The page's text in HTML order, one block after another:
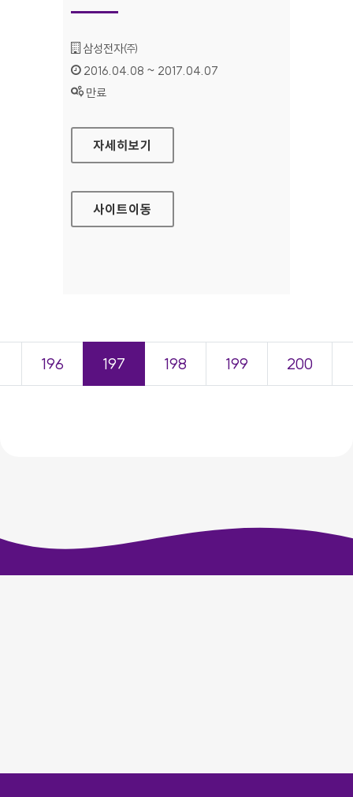
기관명 :
삼성전자㈜
인증기간 :
2016.04.08 ~ 2017.04.07
상태 :
만료
삼성전자 비즈니스 가이드라인 대표 홈페이지
자세히보기
사이트이동
196 197 198 199 200